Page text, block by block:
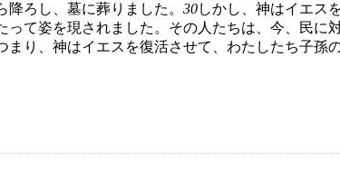
ろし、墓に葬りました。 30しかし、神はイエス
て姿を現されました。その人たちは、今、民に
まり、神はイエスを復活させて、わたしたち子孫